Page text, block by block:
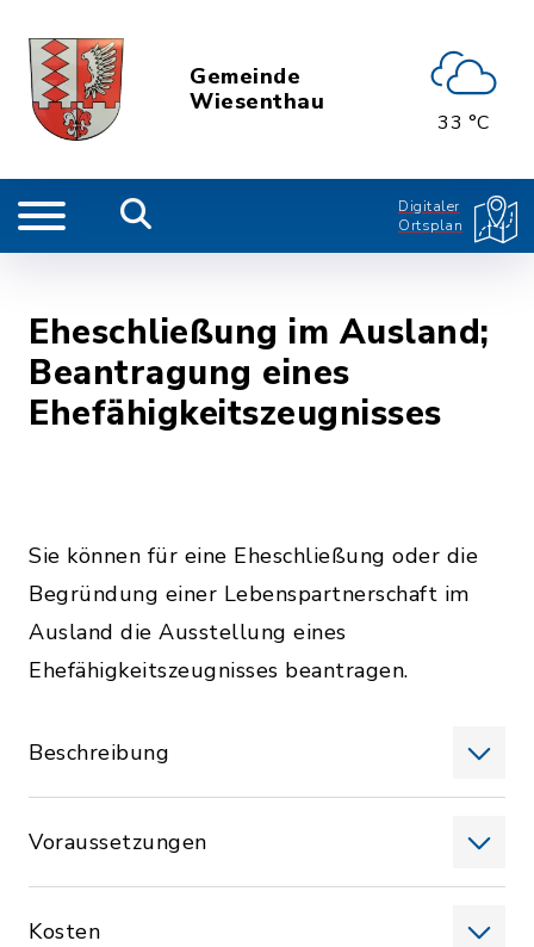
Gemeinde
Wiesenthau
33 °C
Digitaler
Ortsplan
Eheschließung im Ausland;
Beantragung eines
Ehefähigkeitszeugnisses
Sie können für eine Eheschließung oder die
Begründung einer Lebenspartnerschaft im
Ausland die Ausstellung eines
Ehefähigkeitszeugnisses beantragen.
Beschreibung
Voraussetzungen
Kosten